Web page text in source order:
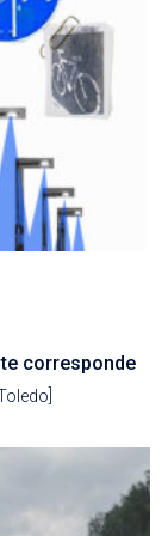
corresponde